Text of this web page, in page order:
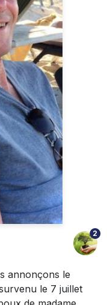
2
annonçons le
le 7 juillet